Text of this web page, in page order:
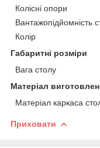
Колісні опори
Вантажопідйомність
Колір
Габаритні розміри
Вага столу
Матеріал
Матеріал каркаса
Приховати